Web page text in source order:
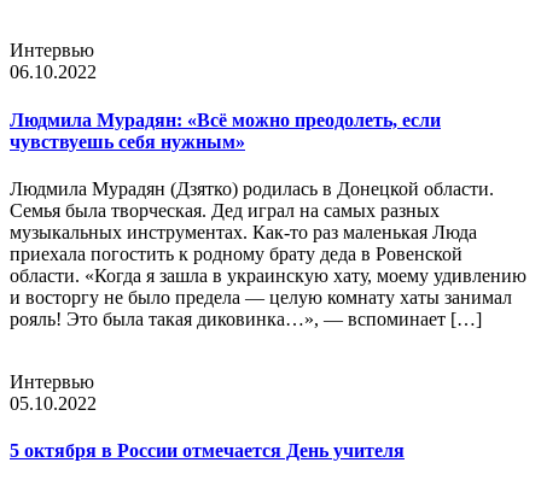
Интервью
06.10.2022
Людмила Мурадян: «Всё можно преодолеть, если
чувствуешь себя нужным»
Людмила Мурадян (Дзятко) родилась в Донецкой области.
Семья была творческая. Дед играл на самых разных
музыкальных инструментах. Как-то раз маленькая Люда
приехала погостить к родному брату деда в Ровенской
области. «Когда я зашла в украинскую хату, моему удивлению
и восторгу не было предела — целую комнату хаты занимал
рояль! Это была такая диковинка…», — вспоминает […]
Интервью
05.10.2022
5 октября в России отмечается День учителя